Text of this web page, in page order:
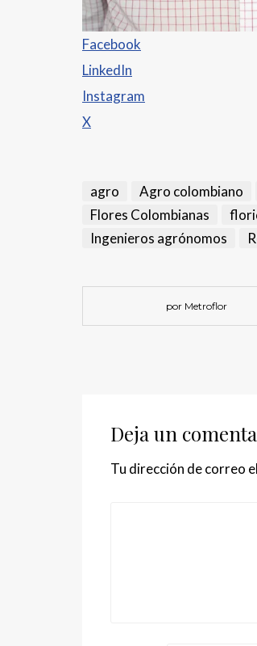
Facebook
LinkedIn
Instagram
X
agro Agro colombiano
Flores Colombianas
Ingenieros agrónomos
por Metroflor
Deja un
Tu dirección de correo